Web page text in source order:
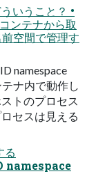
いうこと？ •
ンテナから取
空間で管理す
namespace
ナ内で動作し
トのプロセス
セスは⾒える
namespace